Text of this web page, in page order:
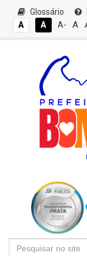
Glossário
A
A A- A